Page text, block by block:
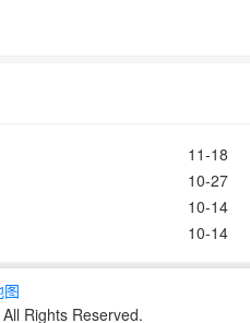
11-18
10-27
10-14
10-14
图
All Rights Reserved.